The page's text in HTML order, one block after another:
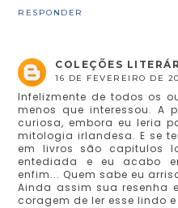
RESPONDER
COLEÇÕES
16 DE FEVEREIRO DE
Infelizmente de todos os
menos que interessou. A
curiosa, embora eu leria
mitologia irlandesa. E se
em livros são capitulos
entediada e eu acabo
enfim... Quem sabe eu
Ainda assim sua resenha
coragem de ler esse lindo